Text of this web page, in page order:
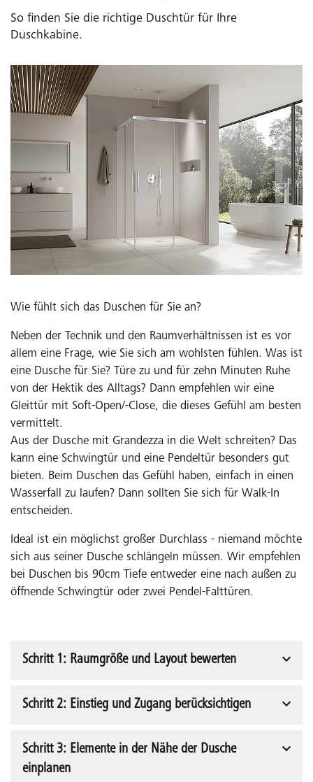
So finden Sie die richtige Duschtür für Ihre
Duschkabine.
Wie fühlt sich das Duschen für Sie an?
Neben der Technik und den Raumverhältnissen ist es vor
allem eine Frage, wie Sie sich am wohlsten fühlen. Was ist
eine Dusche für Sie? Türe zu und für zehn Minuten Ruhe
von der Hektik des Alltags? Dann empfehlen wir eine
Gleittür mit Soft-Open/-Close, die dieses Gefühl am besten
vermittelt.
Aus der Dusche mit Grandezza in die Welt schreiten? Das
kann eine Schwingtür und eine Pendeltür besonders gut
bieten. Beim Duschen das Gefühl haben, einfach in einen
Wasserfall zu laufen? Dann sollten Sie sich für Walk-In
entscheiden.
Ideal ist ein möglichst großer Durchlass - niemand möchte
sich aus seiner Dusche schlängeln müssen. Wir empfehlen
bei Duschen bis 90cm Tiefe entweder eine nach außen zu
öffnende Schwingtür oder zwei Pendel-Falttüren.
Schritt 1: Raumgröße und Layout bewerten
Messen Sie die verfügbaren Maße des Badezimmers
Platzbedarf der Tür im geöffneten Zustand.
Schritt 2: Einstieg und Zugang berücksichtigen
Überlegen Sie, wie viel Platz Sie für den Einstieg
benötigen und wie oft die Tür genutzt wird. Prüfen
Schritt 3: Elemente in der Nähe der Dusche
einplanen